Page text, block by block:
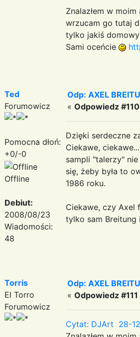
Znalazłem w
wrzucam go tutaj
tylko jakiś
Sami oceńcie
Ted
Forumowicz
Pomocna dłoń:
+0/-0
Offline
Debiut:
2008/08/23
Wiadomości:
48
Odp: AXEL
« Odpowiedz
Dzięki serdeczne
Ciekawe,
sampli "talerzy"
się, żeby była to
1986 roku.
Ciekawe, czy Axel
tylko sam Breitung
Torris
El Torro
Forumowicz
Odp: AXEL
« Odpowiedz #111
Cytat: DJArt 28-